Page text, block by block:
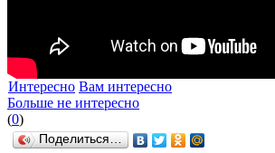
Интересно Вам интересно
Больше не интересно
(0)
Поделиться…